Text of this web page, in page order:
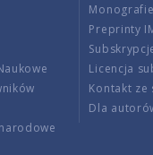
Preprinty
Licencja
Kontakt ze
Dla